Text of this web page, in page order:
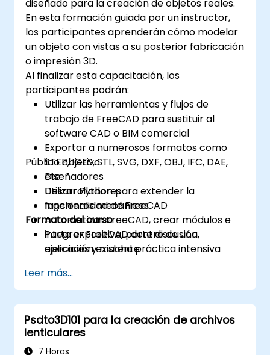
diseñado para la creación de objetos reales.
En esta formación guiada por un instructor,
los participantes aprenderán cómo modelar
un objeto con vistas a su posterior fabricación
o impresión 3D.
Al finalizar esta capacitación, los
participantes podrán:
Utilizar las herramientas y flujos de
trabajo de FreeCAD para sustituir al
software CAD o BIM comercial
Exportar a numerosos formatos como
STEP, IGES, STL, SVG, DXF, OBJ, IFC, DAE,
etc.
Utilizar Python para extender la
funcionalidad de FreeCAD
Automatizar FreeCAD, crear módulos e
integrar FreeCAD dentro de una
aplicación existente
Público objetivo
Diseñadores
Desarrolladores
Ingenieros mecánicos
Formato del curso
Parte expositiva, parte discusión,
ejercicios y mucha práctica intensiva
Leer más...
Psdto3D101 para la creación de archivos
lenticulares
7 Horas